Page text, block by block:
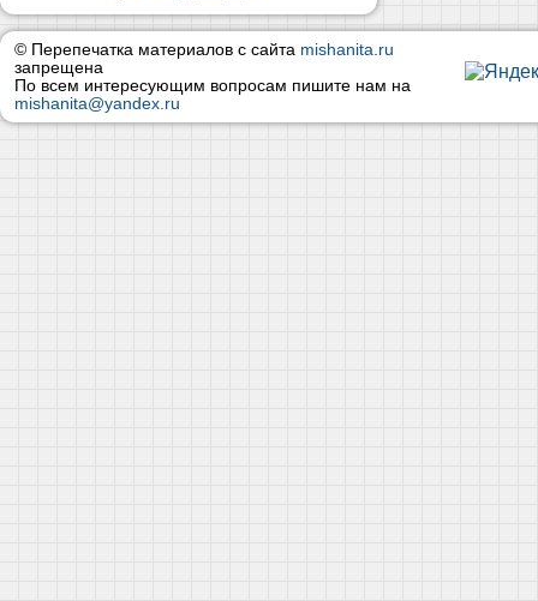
© Перепечатка материалов с сайта mishanita.ru
запрещена
По всем интересующим вопросам пишите нам на
mishanita@yandex.ru